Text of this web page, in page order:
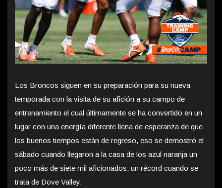
Los Broncos siguen en su preparación para su nueva
temporada con la visita de su afición a su campo de
entrenamiento el cual últimamente se ha convertido en un
lugar con una energía diferente llena de esperanza de que
los buenos tiempos están de regreso, eso se demostró el
sábado cuando llegaron a la casa de los azul naranja un
poco más de siete mil aficionados, un récord cuando se
trata de Dove Valley.